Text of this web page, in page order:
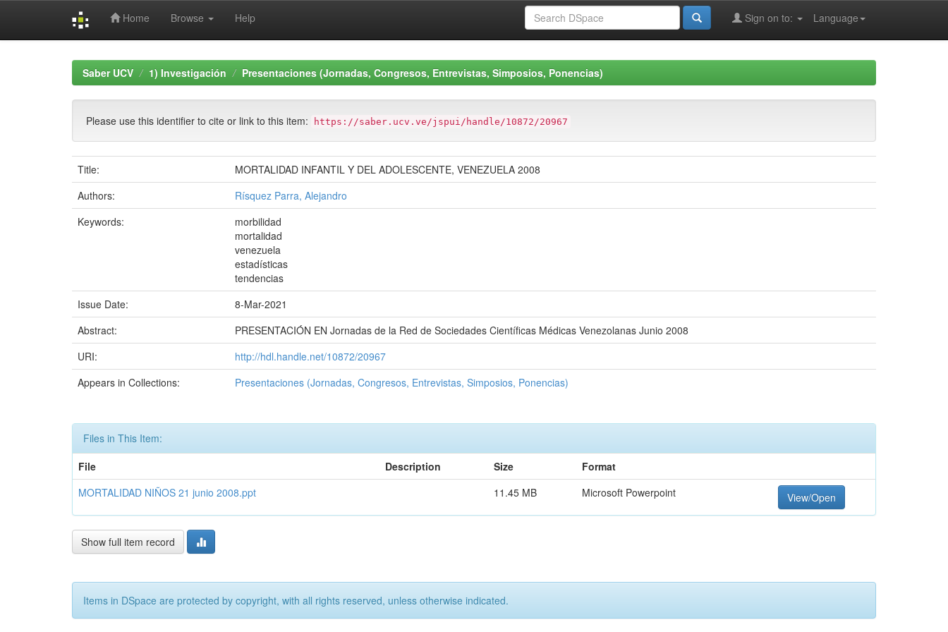
Home Browse Help Language
Sign on to:
Saber UCV 1) Investigación Presentaciones (Jornadas, Congresos, Entrevistas, Simposios, Ponencias)
Please use this identifier to cite or link to this item: https://saber.ucv.ve/jspui/handle/10872/20967
Title:
MORTALIDAD INFANTIL Y DEL ADOLESCENTE, VENEZUELA 2008
Authors:
Rísquez Parra, Alejandro
Keywords:
morbilidad
mortalidad
venezuela
estadísticas
tendencias
Issue Date:
8-Mar-2021
Abstract:
PRESENTACIÓN EN Jornadas de la Red de Sociedades Científicas Médicas Venezolanas Junio 2008
URI:
http://hdl.handle.net/10872/20967
Appears in Collections:
Presentaciones (Jornadas, Congresos, Entrevistas, Simposios, Ponencias)
Files in This Item:
File
Description Size
Format
MORTALIDAD NIÑOS 21 junio 2008.ppt
11.45 MB Microsoft Powerpoint View/Open
Show full item record
Items in DSpace are protected by copyright, with all rights reserved, unless otherwise indicated.